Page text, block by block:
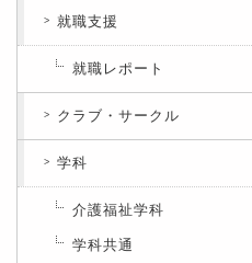
就職支援
就職レポート
クラブ・サークル
学科
介護福祉学科
学科共通